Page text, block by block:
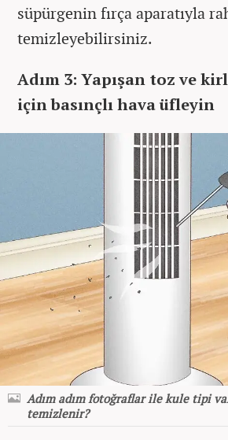
süpürgenin fırça aparatıyla
temizleyebilirsiniz.
Adım 3: Yapışan toz ve
için basınçlı hava üfleyin
Adım adım fotoğraflar ile kule tipi
temizlenir?